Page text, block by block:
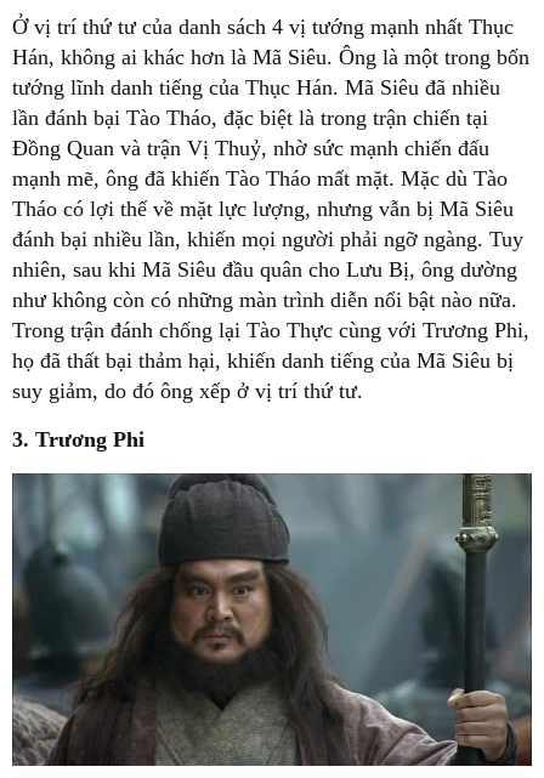
Ở vị trí thứ tư của danh sách 4 vị tướng mạnh nhất Thục
Hán, không ai khác hơn là Mã Siêu. Ông là một trong bốn
tướng lĩnh danh tiếng của Thục Hán. Mã Siêu đã nhiều
lần đánh bại Tào Tháo, đặc biệt là trong trận chiến tại
Đồng Quan và trận Vị Thuỷ, nhờ sức mạnh chiến đấu
mạnh mẽ, ông đã khiến Tào Tháo mất mặt. Mặc dù Tào
Tháo có lợi thế về mặt lực lượng, nhưng vẫn bị Mã Siêu
đánh bại nhiều lần, khiến mọi người phải ngỡ ngàng. Tuy
nhiên, sau khi Mã Siêu đầu quân cho Lưu Bị, ông dường
như không còn có những màn trình diễn nổi bật nào nữa.
Trong trận đánh chống lại Tào Thực cùng với Trương Phi,
họ đã thất bại thảm hại, khiến danh tiếng của Mã Siêu bị
suy giảm, do đó ông xếp ở vị trí thứ tư.
3. Trương Phi